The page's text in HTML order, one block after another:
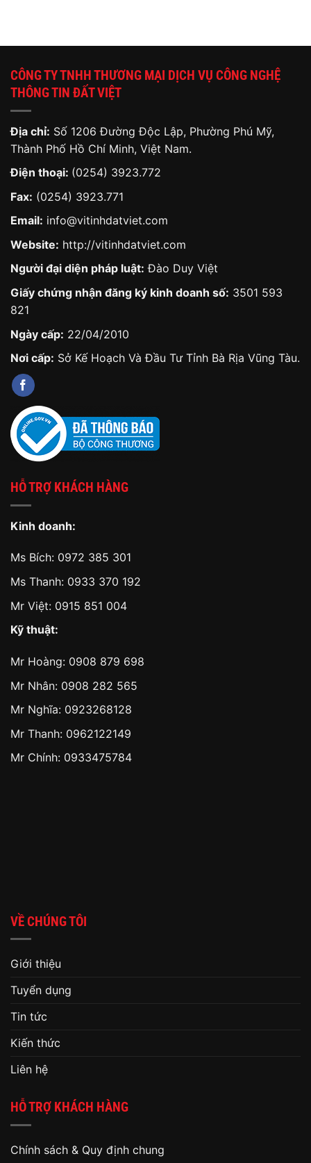
CÔNG TY TNHH THƯƠNG MẠI DỊCH VỤ CÔNG NGHỆ
THÔNG TIN ĐẤT VIỆT
Địa chỉ: Số 1206 Đường Độc Lập, Phường Phú Mỹ,
Thành Phố Hồ Chí Minh, Việt Nam.
Điện thoại: (0254) 3923.772
Fax: (0254) 3923.771
Email: info@vitinhdatviet.com
Website: http://vitinhdatviet.com
Người đại diện pháp luật: Đào Duy Việt
Giấy chứng nhận đăng ký kinh doanh số: 3501 593
821
Ngày cấp: 22/04/2010
Nơi cấp: Sở Kế Hoạch Và Đầu Tư Tỉnh Bà Rịa Vũng Tàu.
HỖ TRỢ KHÁCH HÀNG
Kinh doanh:
Ms Bích: 0972 385 301
Ms Thanh: 0933 370 192
Mr Việt: 0915 851 004
Kỹ thuật:
Mr Hoàng: 0908 879 698
Mr Nhân: 0908 282 565
Mr Nghĩa: 0923268128
Mr Thanh: 0962122149
Mr Chính: 0933475784
VỀ CHÚNG TÔI
Giới thiệu
Tuyển dụng
Tin tức
Kiến thức
Liên hệ
HỖ TRỢ KHÁCH HÀNG
Chính sách & Quy định chung